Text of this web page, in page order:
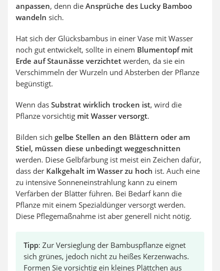
anpassen, denn die Ansprüche des Lucky Bamboo
wandeln sich.
Hat sich der Glücksbambus in einer Vase mit Wasser
noch gut entwickelt, sollte in einem Blumentopf mit
Erde auf Staunässe verzichtet werden, da sie ein
Verschimmeln der Wurzeln und Absterben der Pflanze
begünstigt.
Wenn das Substrat wirklich trocken ist, wird die
Pflanze vorsichtig mit Wasser versorgt.
Bilden sich gelbe Stellen an den Blättern oder am
Stiel, müssen diese unbedingt weggeschnitten
werden. Diese Gelbfärbung ist meist ein Zeichen dafür,
dass der Kalkgehalt im Wasser zu hoch ist. Auch eine
zu intensive Sonneneinstrahlung kann zu einem
Verfärben der Blätter führen. Bei Bedarf kann die
Pflanze mit einem Spezialdünger versorgt werden.
Diese Pflegemaßnahme ist aber generell nicht nötig.
Tipp: Zur Versieglung der Bambuspflanze eignet
sich grünes, jedoch nicht zu heißes Kerzenwachs.
Formen Sie vorsichtig ein kleines Plättchen aus